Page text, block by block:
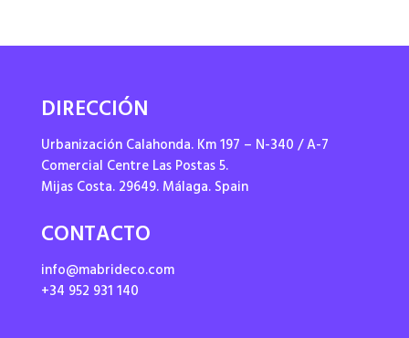
DIRECCIÓN
Urbanización Calahonda. Km 197 – N-340 / A-7
Comercial Centre Las Postas 5.
Mijas Costa. 29649. Málaga. Spain
CONTACTO
info@mabrideco.com
+34 952 931 140